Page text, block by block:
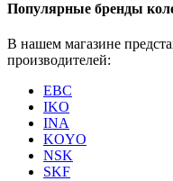
Популярные бренды
В нашем магазине
производителей:
EBC
IKO
INA
KOYO
NSK
SKF